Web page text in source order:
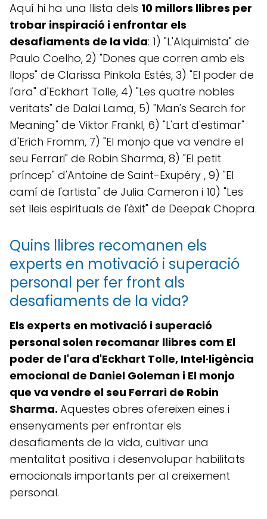
Aquí hi ha una llista dels 10 millors llibres per
trobar inspiració i enfrontar els
desafiaments de la vida: 1) "L'Alquimista" de
Paulo Coelho, 2) "Dones que corren amb els
llops" de Clarissa Pinkola Estés, 3) "El poder de
l'ara" d'Eckhart Tolle, 4) "Les quatre nobles
veritats" de Dalai Lama, 5) "Man's Search for
Meaning" de Viktor Frankl, 6) "L'art d'estimar"
d'Erich Fromm, 7) "El monjo que va vendre el
seu Ferrari" de Robin Sharma, 8) "El petit
príncep" d'Antoine de Saint-Exupéry , 9) "El
camí de l'artista" de Julia Cameron i 10) "Les
set lleis espirituals de l'èxit" de Deepak Chopra.
Quins llibres recomanen els
experts en motivació i superació
personal per fer front als
desafiaments de la vida?
Els experts en motivació i superació
personal solen recomanar llibres com El
poder de l'ara d'Eckhart Tolle, Intel·ligència
emocional de Daniel Goleman i El monjo
que va vendre el seu Ferrari de Robin
Sharma. Aquestes obres ofereixen eines i
ensenyaments per enfrontar els
desafiaments de la vida, cultivar una
mentalitat positiva i desenvolupar habilitats
emocionals importants per al creixement
personal.